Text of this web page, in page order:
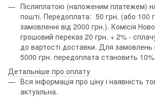
Післяплатою (наложеним платежем)
пошті. Передоплата: 50 грн. (або 100
замовленні від 2000 грн.). Комісія
грошовий переказ 20 грн. + 2% -
до вартості доставки. Для
5000 грн. передоплата становить 10%.
Детальніше про оплату
Вся інформація про ціну і наявність
актуальна.